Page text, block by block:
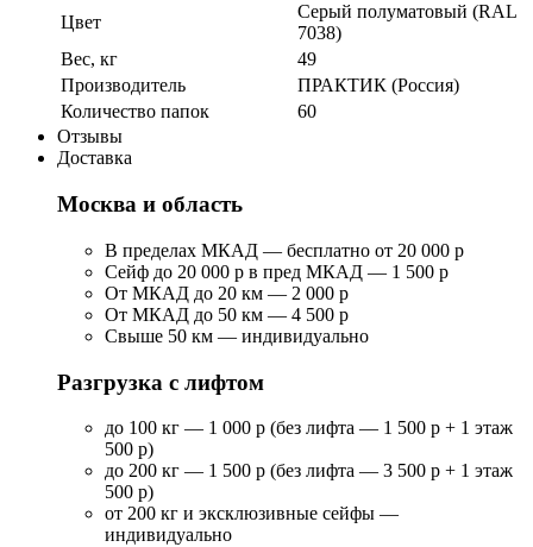
Цвет
Серый полуматовый (RAL
7038)
Вес, кг
49
Производитель
ПРАКТИК (Россия)
Количество папок
60
Отзывы
Доставка
Москва и область
В пределах МКАД — бесплатно от 20 000 р
Сейф до 20 000 р в пред МКАД — 1 500 р
От МКАД до 20 км — 2 000 р
От МКАД до 50 км — 4 500 р
Свыше 50 км — индивидуально
Разгрузка с лифтом
до 100 кг — 1 000 р (без лифта — 1 500 р + 1 этаж
500 р)
до 200 кг — 1 500 р (без лифта — 3 500 р + 1 этаж
500 р)
от 200 кг и эксклюзивные сейфы —
индивидуально